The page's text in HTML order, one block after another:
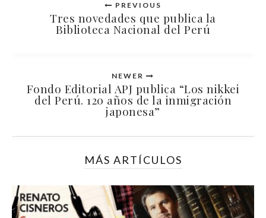
PREVIOUS
Tres novedades que publica la
Biblioteca Nacional del Perú
NEWER
Fondo Editorial APJ publica “Los nikkei
del Perú. 120 años de la inmigración
japonesa”
MÁS ARTÍCULOS